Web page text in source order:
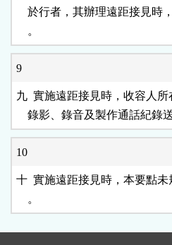
於行者，其辦理遠距接見
    。
9
九  實施遠距接見時，收容人
錄影、錄音及製作通話紀錄
10
十  實施遠距接見時，本要點